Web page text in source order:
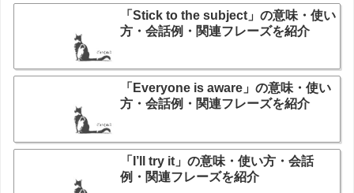
「Stick to the subject」の意味・使い
方・会話例・関連フレーズを紹介
「Everyone is aware」の意味・使い
方・会話例・関連フレーズを紹介
「I’ll try it」の意味・使い方・会話
例・関連フレーズを紹介